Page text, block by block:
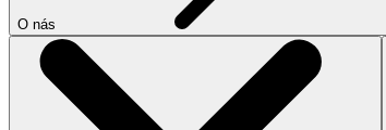
O nás